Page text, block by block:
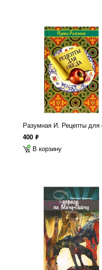
Разумная И. Рецепты для
400 ф
В корзину